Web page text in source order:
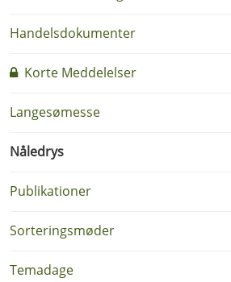
Handelsdokumenter
Korte Meddelelser
Langesømesse
Nåledrys
Publikationer
Sorteringsmøder
Temadage